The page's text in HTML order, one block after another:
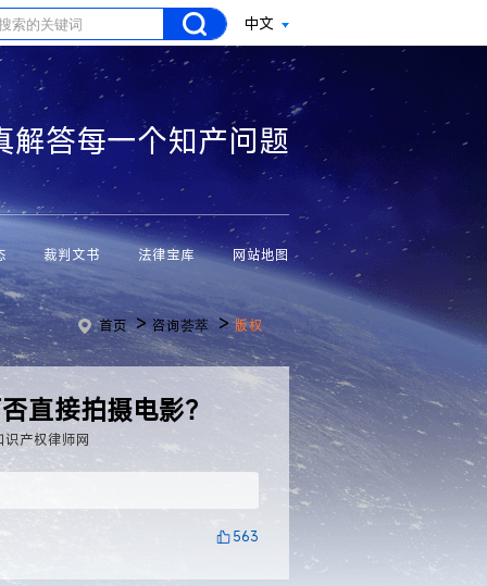
中文
解答每一个知产问题
裁判文书 法律宝库 网站地图
首页 >咨询荟萃 >版权
直接拍摄电影？
产权律师网
563